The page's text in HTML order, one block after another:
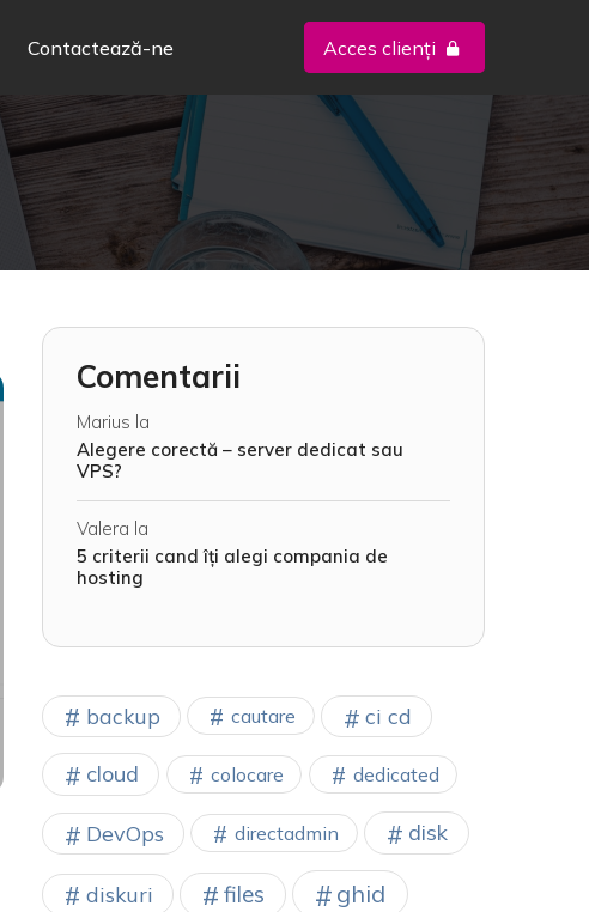
Contactează-ne Acces clienți
Comentarii
Marius la
Alegere corectă – server dedicat sau
VPS?
Valera la
5 criterii cand îți alegi compania de
hosting
backup cautare ci cd
cloud colocare dedicated
DevOps directadmin disk
diskuri files ghid